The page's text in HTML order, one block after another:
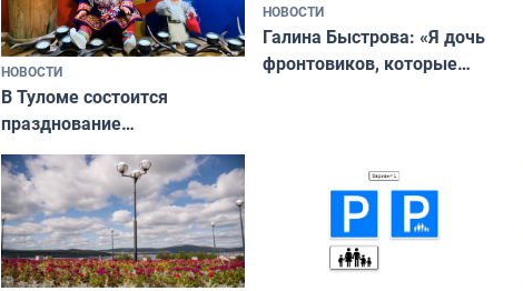
НОВОСТИ
В Туломе состоится
празднование
Международного дня
коренных народов мира
НОВОСТИ
Галина Быстрова: «Я дочь
фронтовиков, которые